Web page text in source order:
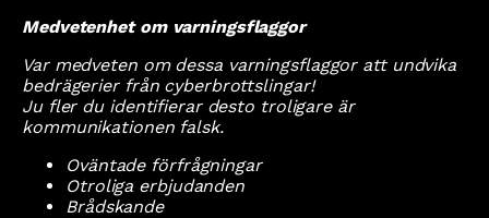
Medvetenhet om varningsflaggor
Var medveten om dessa varningsflaggor att undvika
bedrägerier från cyberbrottslingar!
Ju fler du identifierar desto troligare är
kommunikationen falsk.
Oväntade förfrågningar
Otroliga erbjudanden
Brådskande